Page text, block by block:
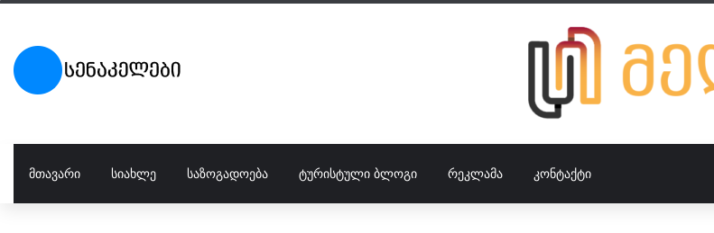
ᲛᲗᲐᲕᲐᲠᲘ ᲡᲘᲐᲮᲚᲔ ᲡᲐᲖᲝᲒᲐᲓᲝᲔᲑᲐ ᲢᲣᲠᲘᲡᲢᲣᲚᲘ ᲑᲚᲝᲒᲘ ᲠᲔᲙᲚᲐᲛᲐ ᲙᲝᲜᲢᲐᲥᲢᲘ